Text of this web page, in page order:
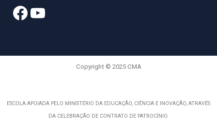
Copyright © 2025 CMA
ESCOLA APOIADA PELO MINISTÉRIO DA EDUCAÇÃO, CIÊNCIA E INOVAÇÃO, ATRAVÉS
DA CELEBRAÇÃO DE CONTRATO DE PATROCÍNIO.